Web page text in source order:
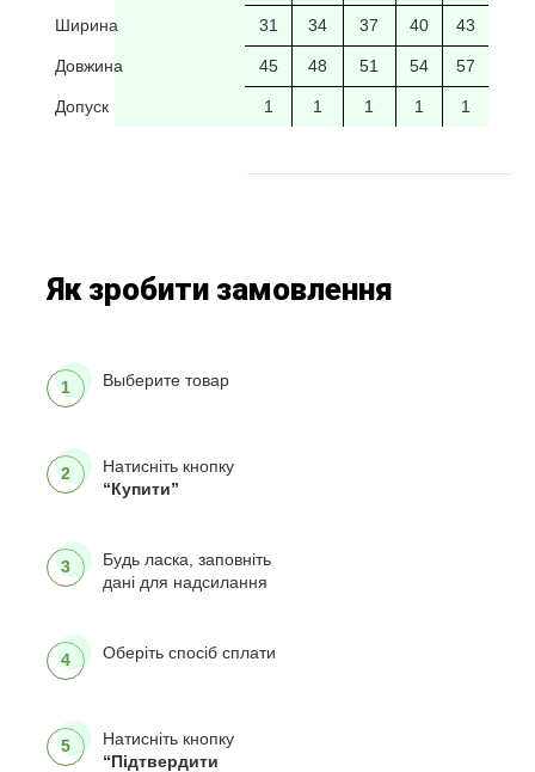
Ширина 31 34 37 40 43
Довжина 45 48 51 54 57
Допуск 1 1 1 1 1
Як зробити замовлення
1 Выберите товар
2
Натисніть кнопку
“Купити”
3
Будь ласка, заповніть
дані для надсилання
4 Оберіть спосіб сплати
5
Натисніть кнопку
“Підтвердити